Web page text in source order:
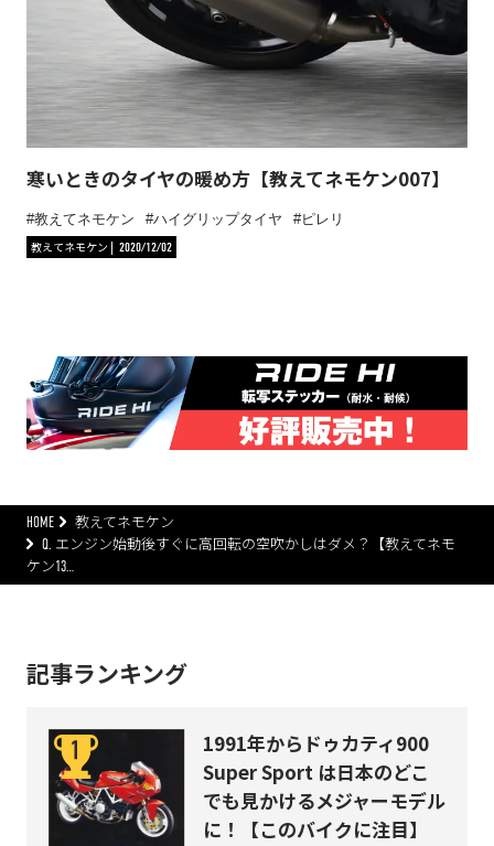
寒いときのタイヤの暖め方【教えてネモケン007】
教えてネモケン ハイグリップタイヤ
ピレリ
教えてネモケン
2020/12/02
HOME
教えてネモケン
Q. エンジン始動後すぐに高回転の空吹かしはダメ？【教えてネモ
ケン13…
記事ランキング
1991年からドゥカティ900
Super Sport は日本のどこ
でも見かけるメジャーモデル
に！【このバイクに注目】